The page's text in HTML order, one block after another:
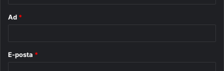
Ad *
E-posta *